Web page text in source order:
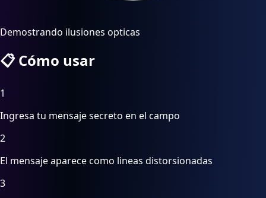
Demostrando ilusiones opticas
📋Cómo usar
1
Ingresa tu mensaje secreto en el campo
2
El mensaje aparece como lineas distorsionadas
3